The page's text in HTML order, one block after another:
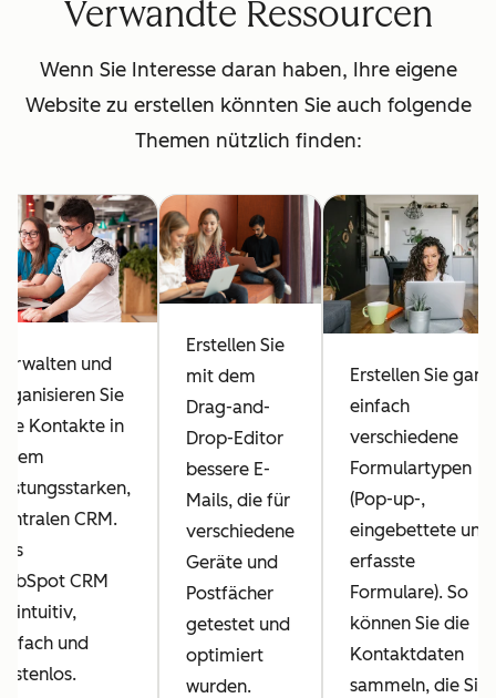
Verwandte Ressourcen
Wenn Sie Interesse daran haben, Ihre eigene
Website zu erstellen könnten Sie auch folgende
Themen nützlich finden:
und
Sie
Kontakte in
CRM.
CRM
intuitiv,
und
Erstellen Sie
mit dem
Drag-and-
Drop-Editor
bessere E-
Mails, die für
verschiedene
Geräte und
Postfächer
getestet und
optimiert
wurden.
Erstellen Sie ganz
einfach
verschiedene
Formulartypen
(Pop-up-,
eingebettete und
erfasste
Formulare). So
können Sie die
Kontaktdaten
sammeln, die Sie